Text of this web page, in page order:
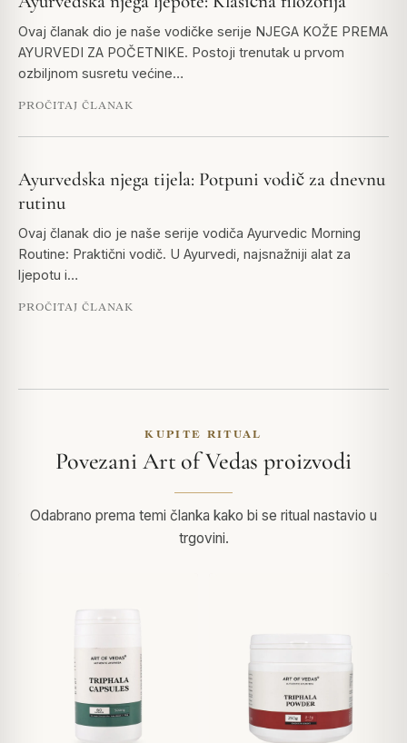
Ovaj članak dio je naše vodičke serije NJEGA KOŽE PREMA
AYURVEDI ZA POČETNIKE. Postoji trenutak u prvom
ozbiljnom susretu većine…
PROČITAJ ČLANAK
Ayurvedska njega tijela: Potpuni vodič za dnevnu
rutinu
Ovaj članak dio je naše serije vodiča Ayurvedic Morning
Routine: Praktični vodič. U Ayurvedi, najsnažniji alat za
ljepotu i…
PROČITAJ ČLANAK
KUPITE RITUAL
Povezani Art of Vedas proizvodi
Odabrano prema temi članka kako bi se ritual nastavio u
trgovini.